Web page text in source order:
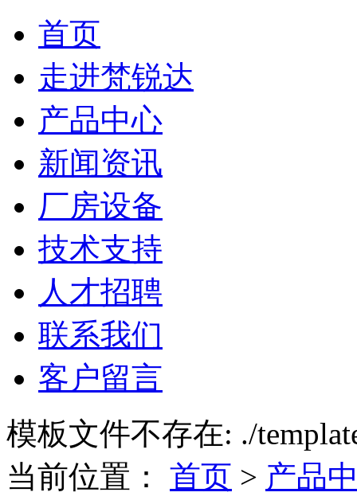
首页
走进梵锐达
产品中心
新闻资讯
厂房设备
技术支持
人才招聘
联系我们
客户留言
模板文件不存在: ./
当前位置： 首页 > 产品